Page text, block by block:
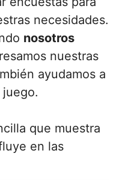
necesidades.
nosotros
nuestras
ayudamos a
que muestra
en las